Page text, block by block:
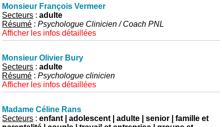
Monsieur François Vermeer
Secteurs :adulte
Résumé :Psychologue Clinicien / Coach PNL
Afficher les infos détaillées
Monsieur Olivier Bury
Secteurs :adulte
Résumé :Psychologue clinicien
Afficher les infos détaillées
Madame Céline Rans
Secteurs :enfant | adolescent | adulte | senior | famille et